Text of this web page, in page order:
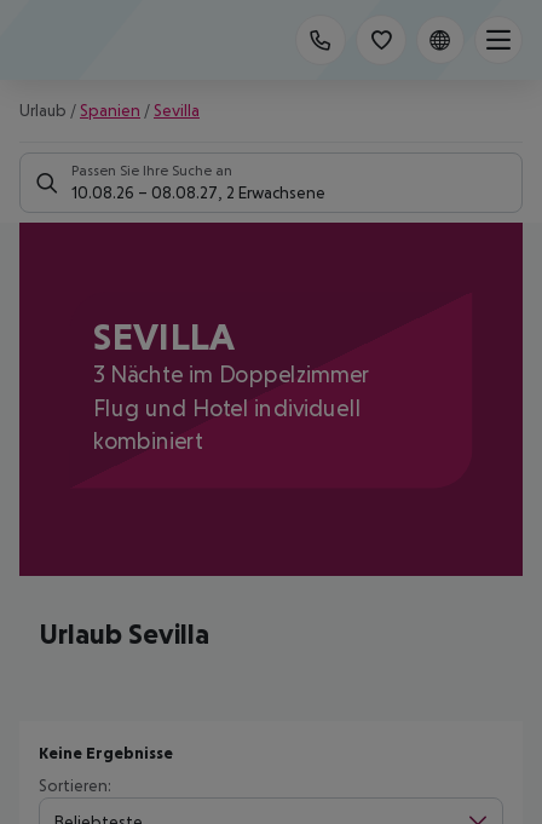
Urlaub / Spanien / Sevilla
Passen Sie Ihre Suche an
10.08.26 – 08.08.27 2 Erwachsene
SEVILLA
3 Nächte im Doppelzimmer
Flug und Hotel individuell
kombiniert
Urlaub Sevilla
Keine Ergebnisse
Sortieren: